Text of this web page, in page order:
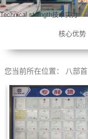
Technical strength技术实力
核心优势
您当前所在位置： 八部